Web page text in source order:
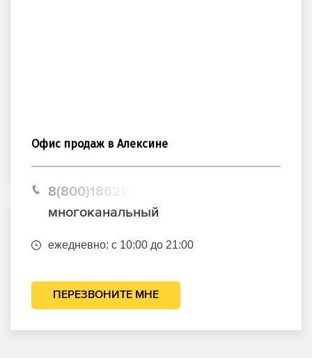
Офис продаж в Алексине
8(800)1862102
многоканальный
ежедневно: с 10:00 до 21:00
ПЕРЕЗВОНИТЕ МНЕ